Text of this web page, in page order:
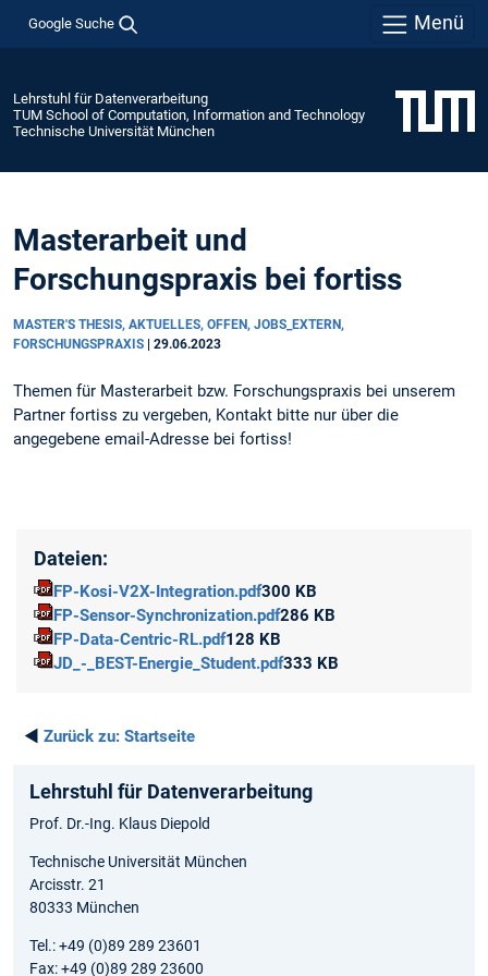
Google Suche Menü
Lehrstuhl für Datenverarbeitung
TUM School of Computation, Information and Technology
Technische Universität München
Masterarbeit und
Forschungspraxis bei fortiss
MASTER'S THESIS, AKTUELLES, OFFEN, JOBS_EXTERN,
FORSCHUNGSPRAXIS
29.06.2023
Themen für Masterarbeit bzw. Forschungspraxis bei unserem
Partner fortiss zu vergeben, Kontakt bitte nur über die
angegebene email-Adresse bei fortiss!
Dateien:
FP-Kosi-V2X-Integration.pdf300 KB
FP-Sensor-Synchronization.pdf286 KB
FP-Data-Centric-RL.pdf128 KB
JD_-_BEST-Energie_Student.pdf333 KB
◄ Zurück zu: Startseite
Lehrstuhl für Datenverarbeitung
Prof. Dr.-Ing. Klaus Diepold
Technische Universität München
Arcisstr. 21
80333 München
Tel.: +49 (0)89 289 23601
Fax: +49 (0)89 289 23600